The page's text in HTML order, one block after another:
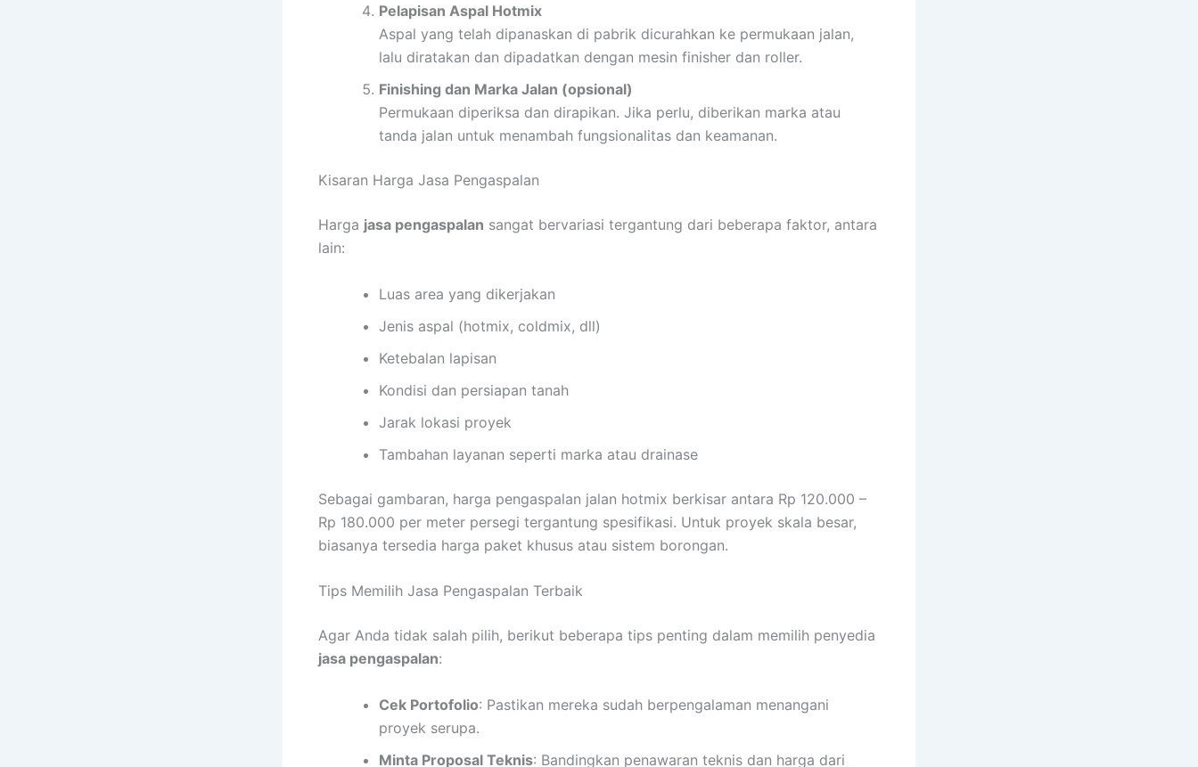
Pelapisan Aspal Hotmix
Aspal yang telah dipanaskan di pabrik dicurahkan ke permukaan jalan,
lalu diratakan dan dipadatkan dengan mesin finisher dan roller.
Finishing dan Marka Jalan (opsional)
Permukaan diperiksa dan dirapikan. Jika perlu, diberikan marka atau
tanda jalan untuk menambah fungsionalitas dan keamanan.
Kisaran Harga Jasa Pengaspalan
Harga jasa pengaspalan sangat bervariasi tergantung dari beberapa faktor, antara
lain:
Luas area yang dikerjakan
Jenis aspal (hotmix, coldmix, dll)
Ketebalan lapisan
Kondisi dan persiapan tanah
Jarak lokasi proyek
Tambahan layanan seperti marka atau drainase
Sebagai gambaran, harga pengaspalan jalan hotmix berkisar antara Rp 120.000 –
Rp 180.000 per meter persegi tergantung spesifikasi. Untuk proyek skala besar,
biasanya tersedia harga paket khusus atau sistem borongan.
Tips Memilih Jasa Pengaspalan Terbaik
Agar Anda tidak salah pilih, berikut beberapa tips penting dalam memilih penyedia
jasa pengaspalan:
Cek Portofolio: Pastikan mereka sudah berpengalaman menangani
proyek serupa.
Minta Proposal Teknis: Bandingkan penawaran teknis dan harga dari